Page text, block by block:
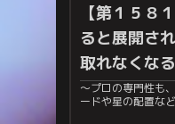
【第１５８
ると展開さ
取れなくなる
～プロの専門性も、偏
ードや星の配置な